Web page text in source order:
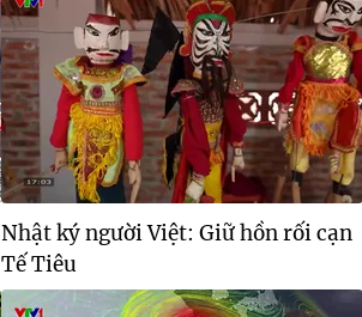
Nhật ký người Việt: Giữ hồn rối cạn
Tế Tiêu